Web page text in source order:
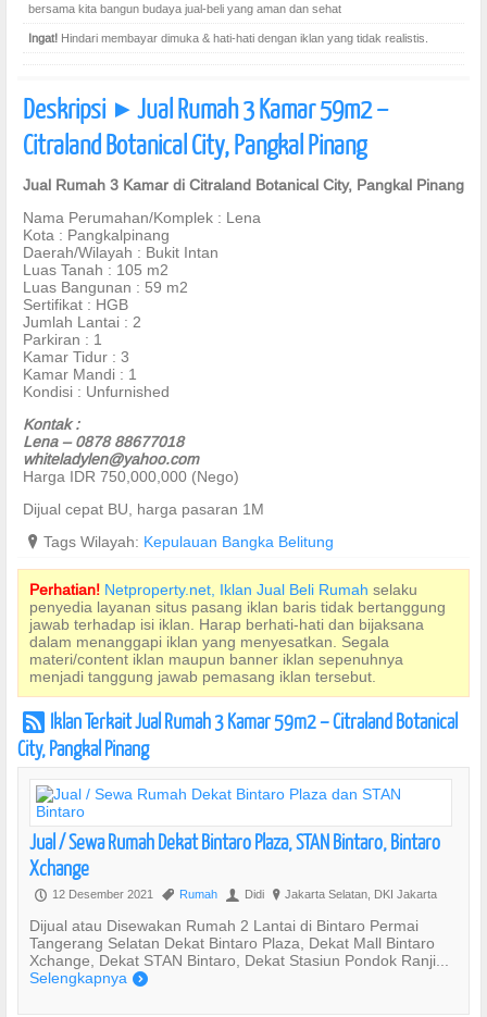
bersama kita bangun budaya jual-beli yang aman dan sehat
Ingat! Hindari membayar dimuka & hati-hati dengan iklan yang tidak realistis.
Deskripsi ] Jual Rumah 3 Kamar 59m2 –
Citraland Botanical City, Pangkal Pinang
Jual Rumah 3 Kamar di Citraland Botanical City, Pangkal Pinang
Nama Perumahan/Komplek : Lena
Kota : Pangkalpinang
Daerah/Wilayah : Bukit Intan
Luas Tanah : 105 m2
Luas Bangunan : 59 m2
Sertifikat : HGB
Jumlah Lantai : 2
Parkiran : 1
Kamar Tidur : 3
Kamar Mandi : 1
Kondisi : Unfurnished
Kontak :
Lena – 0878 88677018
whiteladylen@yahoo.com
Harga IDR 750,000,000 (Nego)
Dijual cepat BU, harga pasaran 1M
? Tags Wilayah: Kepulauan Bangka Belitung
Perhatian! Netproperty.net, Iklan Jual Beli Rumah selaku
penyedia layanan situs pasang iklan baris tidak bertanggung
jawab terhadap isi iklan. Harap berhati-hati dan bijaksana
dalam menanggapi iklan yang menyesatkan. Segala
materi/content iklan maupun banner iklan sepenuhnya
menjadi tanggung jawab pemasang iklan tersebut.
r Iklan Terkait Jual Rumah 3 Kamar 59m2 – Citraland Botanical
City, Pangkal Pinang
Jual / Sewa Rumah Dekat Bintaro Plaza, STAN Bintaro, Bintaro
Xchange
P 12 Desember 2021 , Rumah U Didi ? Jakarta Selatan, DKI Jakarta
Dijual atau Disewakan Rumah 2 Lantai di Bintaro Permai
Tangerang Selatan Dekat Bintaro Plaza, Dekat Mall Bintaro
Xchange, Dekat STAN Bintaro, Dekat Stasiun Pondok Ranji...
Selengkapnya )